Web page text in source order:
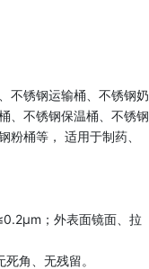
不锈钢运输桶、不锈钢奶
、不锈钢保温桶、不锈钢
粉桶等， 适用于制药、
；外表面镜面、拉
角、无残留。